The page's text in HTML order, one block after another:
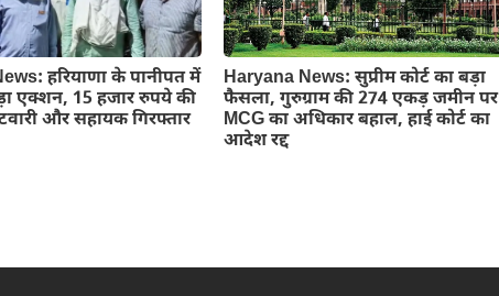
हरियाणा के पानीपत में
एक्शन, 15 हजार रुपये की
और सहायक गिरफ्तार
Haryana News: सुप्रीम कोर्ट का बड़ा
फैसला, गुरुग्राम की 274 एकड़ जमीन पर
MCG का अधिकार बहाल, हाई कोर्ट का
आदेश रद्द